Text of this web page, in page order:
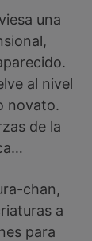
una
al nivel
novato.
de la
chan,
a
para